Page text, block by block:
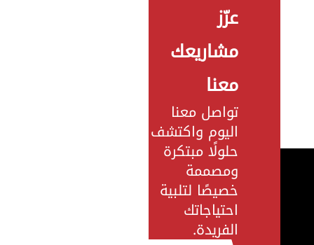
عزّز
مشاريعك
معنا
تواصل معنا
اليوم واكتشف
حلولًا مبتكرة
ومصممة
خصيصًا لتلبية
احتياجاتك
الفريدة.